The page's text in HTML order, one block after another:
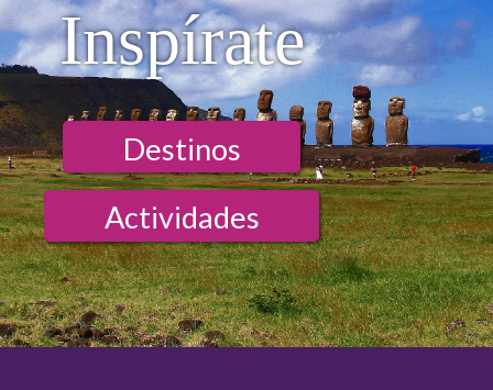
Inspírate
Destinos
Actividades